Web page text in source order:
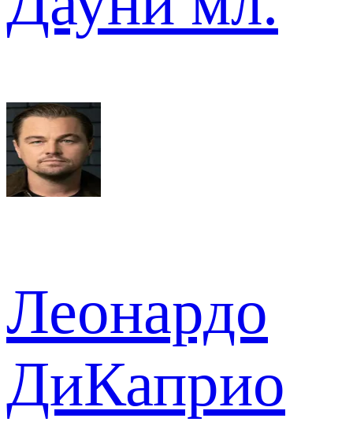
Леонардо
ДиКаприо